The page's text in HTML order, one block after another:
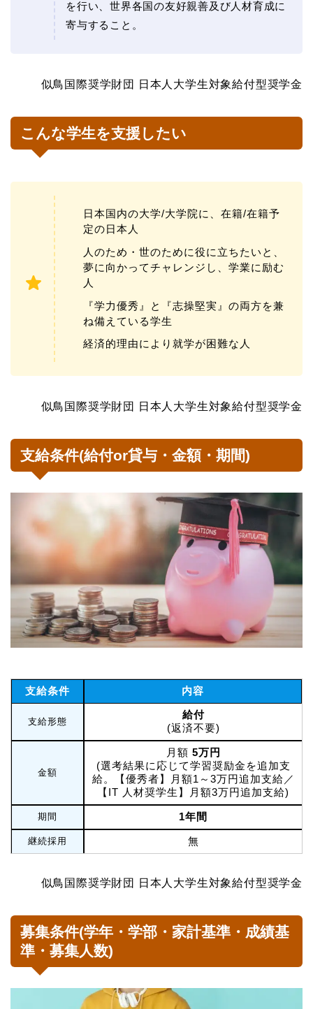
を行い、世界各国の友好親善及び人材育成に
寄与すること。
似鳥国際奨学財団 日本人大学生対象給付型奨学金
こんな学生を支援したい
日本国内の大学/大学院に、在籍/在籍予
定の日本人
人のため・世のために役に立ちたいと、
夢に向かってチャレンジし、学業に励む
人
『学力優秀』と『志操堅実』の両方を兼
ね備えている学生
経済的理由により就学が困難な人
似鳥国際奨学財団 日本人大学生対象給付型奨学金
支給条件(給付or貸与・金額・期間)
支給条件 内容
支給形態
給付
(返済不要)
金額
月額 5万円
(選考結果に応じて学習奨励金を追加支
給。【優秀者】月額1～3万円追加支給／
【IT 人材奨学生】月額3万円追加支給)
期間 1年間
継続採用 無
似鳥国際奨学財団 日本人大学生対象給付型奨学金
募集条件(学年・学部・家計基準・成績基
準・募集人数)